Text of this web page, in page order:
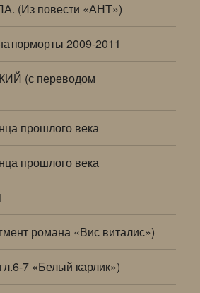
(Из повести «АНТ»)
2009-2011
(с переводом
прошлого века
прошлого века
романа «Вис виталис»)
7 «Белый карлик»)